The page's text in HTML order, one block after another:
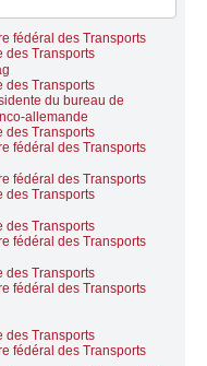
fédéral des Transports
des Transports
des Transports
du bureau de
allemande
des Transports
fédéral des Transports
fédéral des Transports
des Transports
des Transports
fédéral des Transports
des Transports
fédéral des Transports
des Transports
fédéral des Transports